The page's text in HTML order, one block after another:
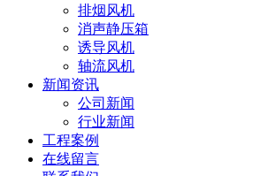
排烟风机
消声静压箱
诱导风机
轴流风机
新闻资讯
公司新闻
行业新闻
工程案例
在线留言